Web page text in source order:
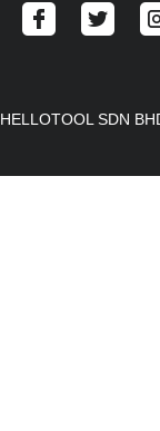
HELLOTOOL SDN